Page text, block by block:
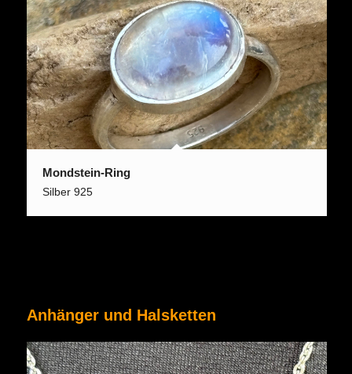
Mondstein-Ring
Silber 925
Anhänger und Halsketten